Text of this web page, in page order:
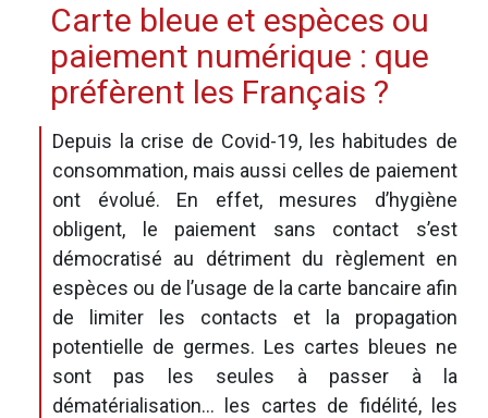
Carte bleue et espèces ou
paiement numérique : que
préfèrent les Français ?
Depuis la crise de Covid-19, les habitudes de
consommation, mais aussi celles de paiement
ont évolué. En effet, mesures d’hygiène
obligent, le paiement sans contact s’est
démocratisé au détriment du règlement en
espèces ou de l’usage de la carte bancaire afin
de limiter les contacts et la propagation
potentielle de germes. Les cartes bleues ne
sont pas les seules à passer à la
dématérialisation… les cartes de fidélité, les